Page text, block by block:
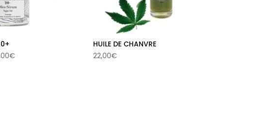
€Plage
HUILE DE CHANVRE
22,00€